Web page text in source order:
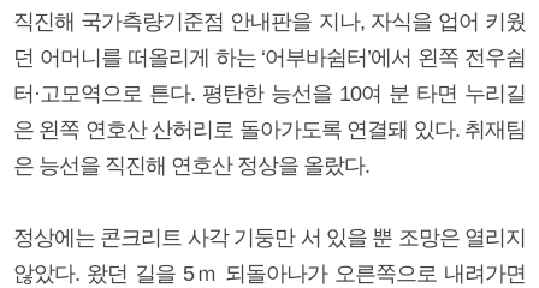
직진해 국가측량기준점 안내판을 지나, 자식을 업어 키웠
던 어머니를 떠올리게 하는 ‘어부바쉼터’에서 왼쪽 전우쉼
터·고모역으로 튼다. 평탄한 능선을 10여 분 타면 누리길
은 왼쪽 연호산 산허리로 돌아가도록 연결돼 있다. 취재팀
은 능선을 직진해 연호산 정상을 올랐다.
정상에는 콘크리트 사각 기둥만 서 있을 뿐 조망은 열리지
않았다. 왔던 길을 5ｍ 되돌아나가 오른쪽으로 내려가면